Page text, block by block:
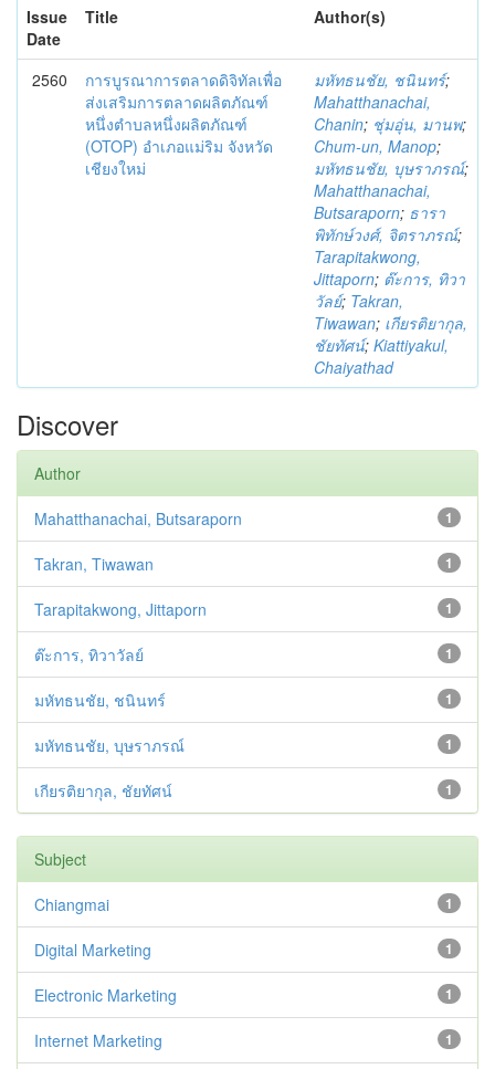
Issue
Date
Title Author(s)
2560
การบูรณาการตลาดดิจิทัลเพื่อ
ส่งเสริมการตลาดผลิตภัณฑ์
หนึ่งตำบลหนึ่งผลิตภัณฑ์
(OTOP) อำเภอแม่ริม จังหวัด
เชียงใหม่
มหัทธนชัย, ชนินทร์;
Mahatthanachai,
Chanin; ชุ่มอุ่น, มานพ;
Chum-un, Manop;
มหัทธนชัย, บุษราภรณ์;
Mahatthanachai,
Butsaraporn; ธารา
พิทักษ์วงศ์, จิตราภรณ์;
Tarapitakwong,
Jittaporn; ต๊ะการ, ทิวา
วัลย์; Takran,
Tiwawan; เกียรติยากุล,
ชัยทัศน์; Kiattiyakul,
Chaiyathad
Discover
Author
1
Mahatthanachai, Butsaraporn
1
Takran, Tiwawan
1
Tarapitakwong, Jittaporn
1
ต๊ะการ, ทิวาวัลย์
1
มหัทธนชัย, ชนินทร์
1
มหัทธนชัย, บุษราภรณ์
1
เกียรติยากุล, ชัยทัศน์
Subject
1
Chiangmai
1
Digital Marketing
1
Electronic Marketing
1
Internet Marketing